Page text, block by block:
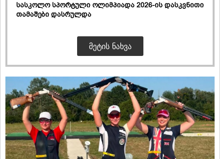
სასკოლო სპორტული ოლიმპიადა 2026-ის დასკვნითი
თამაშები დასრულდა
ᲛᲔᲢᲘᲡ ᲜᲐᲮᲕᲐ